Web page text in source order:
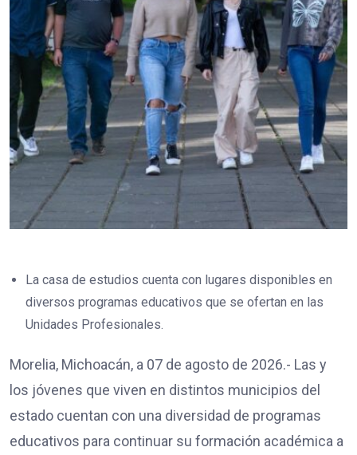
La casa de estudios cuenta con lugares disponibles en
diversos programas educativos que se ofertan en las
Unidades Profesionales.
Morelia, Michoacán, a 07 de agosto de 2026.- Las y
los jóvenes que viven en distintos municipios del
estado cuentan con una diversidad de programas
educativos para continuar su formación académica a